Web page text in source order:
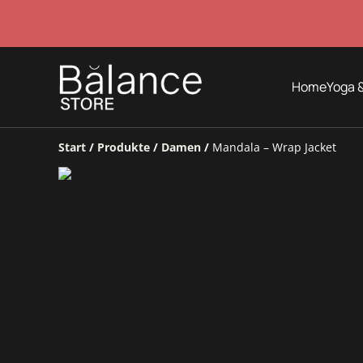
HomeYoga
Start / Produkte / Damen / Mandala – Wrap Jacket